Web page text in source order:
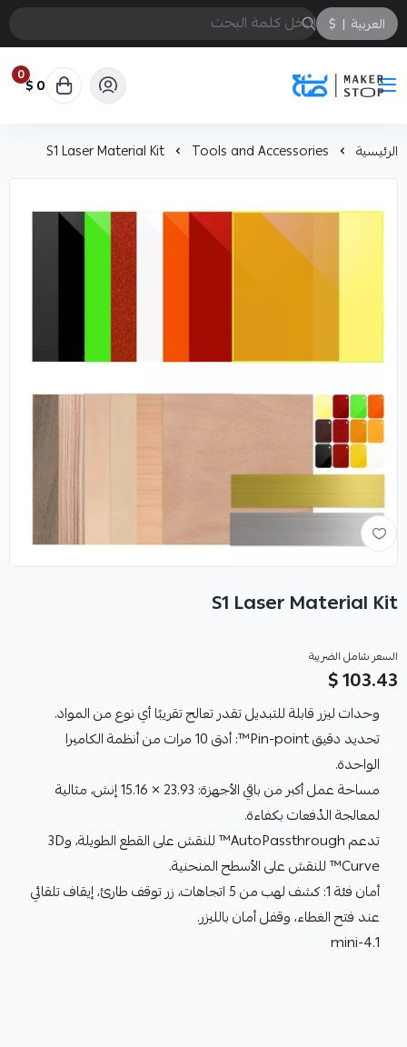
العربية |
$
صانع
0 0 $
الرئيسية Tools and Accessories
S1 Laser Material Kit
S1 Laser Material Kit
السعر شامل الضريبة
103.43 $
وحدات ليزر قابلة للتبديل تقدر تعالج تقريبًا أي نوع من المواد.
تحديد دقيق Pin-point™: أدق 10 مرات من أنظمة الكاميرا
الواحدة.
مساحة عمل أكبر من باقي الأجهزة: 23.93 × 15.16 إنش، مثالية
لمعالجة الدُفعات بكفاءة.
تدعم AutoPassthrough™ للنقش على القطع الطويلة، و3D
Curve™ للنقش على الأسطح المنحنية.
أمان فئة 1: كشف لهب من 5 اتجاهات، زر توقف طارئ، إيقاف تلقائي
عند فتح الغطاء، وقفل أمان بالليزر.
4.1-mini